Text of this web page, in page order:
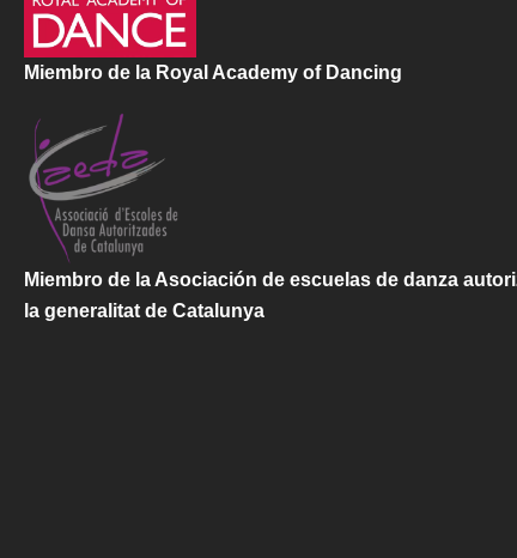
Miembro de la Royal Academy of Dancing
Miembro de la Asociación de escuelas de danza
la generalitat de Catalunya